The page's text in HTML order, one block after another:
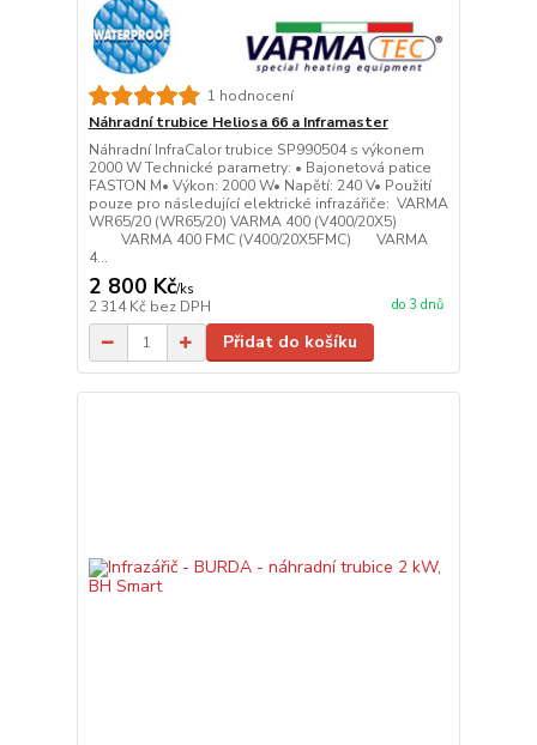
1 hodnocení
Náhradní trubice Heliosa 66 a Inframaster
Náhradní InfraCalor trubice SP990504 s výkonem
2000 W Technické parametry: • Bajonetová patice
FASTON M• Výkon: 2000 W• Napětí: 240 V• Použití
pouze pro následující elektrické infrazářiče: VARMA
WR65/20 (WR65/20) VARMA 400 (V400/20X5)
VARMA 400 FMC (V400/20X5FMC) VARMA
4...
2 800 Kč/ks
2 314 Kč bez DPH do 3 dnů
Přidat do košíku